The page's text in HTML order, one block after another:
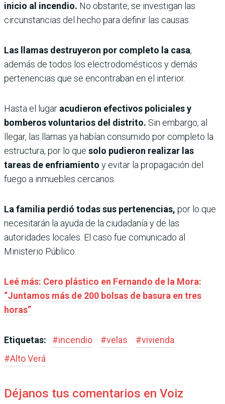
inicio al incendio. No obstante, se investigan las
circunstancias del hecho para definir las causas.
Las llamas destruyeron por completo la casa,
además de todos los electrodomésticos y demás
pertenencias que se encontraban en el interior.
Hasta el lugar acudieron efectivos policiales y
bomberos voluntarios del distrito. Sin embargo, al
llegar, las llamas ya habían consumido por completo la
estructura, por lo que solo pudieron realizar las
tareas de enfriamiento y evitar la propagación del
fuego a inmuebles cercanos.
La familia perdió todas sus pertenencias, por lo que
necesitarán la ayuda de la ciudadanía y de las
autoridades locales. El caso fue comunicado al
Ministerio Público.
Leé más: Cero plástico en Fernando de la Mora:
“Juntamos más de 200 bolsas de basura en tres
horas”
Etiquetas: #incendio #velas #vivienda
#Alto Verá
Déjanos tus comentarios en Voiz